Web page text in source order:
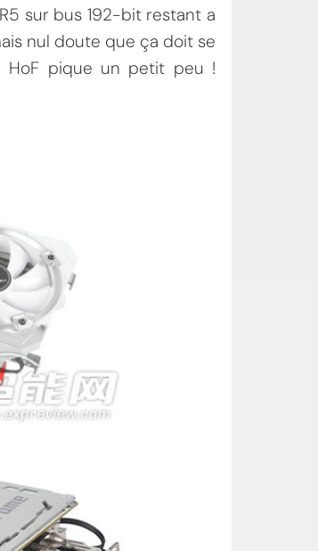
sur bus 192-bit restant a
nul doute que ça doit se
HoF pique un petit peu !